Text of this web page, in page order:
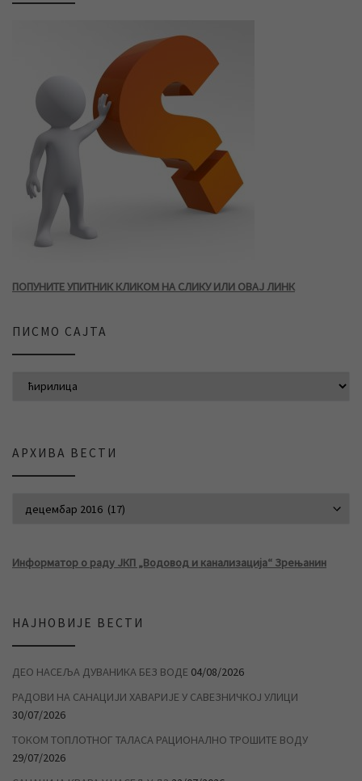
ПОПУНИТЕ УПИТНИК КЛИКОМ НА СЛИКУ ИЛИ ОВАЈ ЛИНК
ПИСМО САЈТА
АРХИВА ВЕСТИ
Информатор о раду ЈКП „Водовод и канализација“ Зрењанин
НАЈНОВИЈЕ ВЕСТИ
ДЕО НАСЕЉА ДУВАНИКА БЕЗ ВОДЕ 04/08/2026
РАДОВИ НА САНАЦИЈИ ХАВАРИЈЕ У САВЕЗНИЧКОЈ УЛИЦИ
30/07/2026
ТОКОМ ТОПЛОТНОГ ТАЛАСА РАЦИОНАЛНО ТРОШИТЕ ВОДУ
29/07/2026